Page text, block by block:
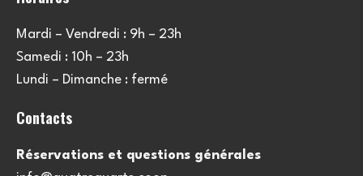
Mardi – Vendredi : 9h – 23h
Samedi : 10h – 23h
Lundi – Dimanche : fermé
Contacts
Réservations et questions générales